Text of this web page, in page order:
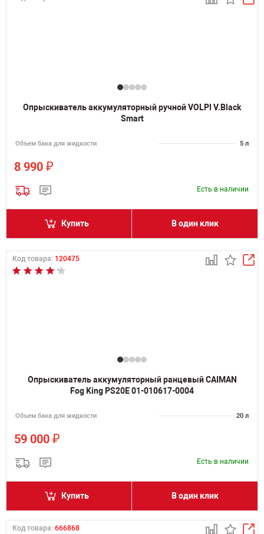
Опрыскиватель аккумуляторный ручной VOLPI V.Black
Smart
Объем бака для жидкости 5 л
8 990 ₽
Есть в наличии
Купить В один клик
Код товара: 120475
Опрыскиватель аккумуляторный ранцевый CAIMAN
Fog King PS20E 01-010617-0004
Объем бака для жидкости 20 л
59 000 ₽
Есть в наличии
Купить В один клик
Код товара: 666868